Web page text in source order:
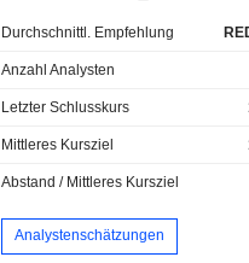
Durchschnittl. Empfehlung
Anzahl Analysten
Letzter Schlusskurs
Mittleres Kursziel
Abstand / Mittleres Kursziel
Analystenschätzungen